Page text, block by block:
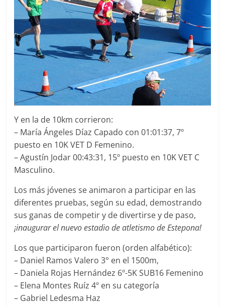
Y en la de 10km corrieron:
– María Ángeles Díaz Capado con 01:01:37, 7º
puesto en 10K VET D Femenino.
– Agustín Jodar 00:43:31, 15º puesto en 10K VET C
Masculino.
Los más jóvenes se animaron a participar en las
diferentes pruebas, según su edad, demostrando
sus ganas de competir y de divertirse y de paso,
¡inaugurar el nuevo estadio de atletismo de Estepona!
Los que participaron fueron (orden alfabético):
– Daniel Ramos Valero 3° en el 1500m,
– Daniela Rojas Hernández 6º-5K SUB16 Femenino
– Elena Montes Ruíz 4º en su categoría
– Gabriel Ledesma Haz